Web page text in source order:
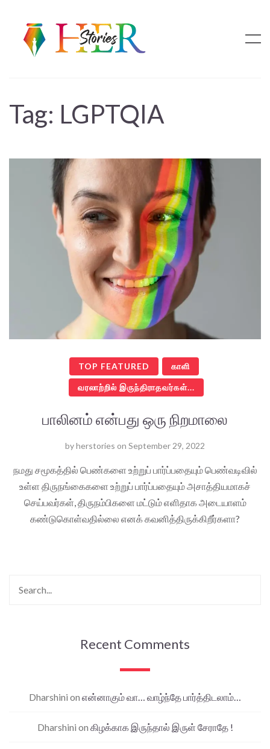
Tag: LGPTQIA
TOP FEATURED காளி
வரலாற்றில் இருந்திராதவர்கள்...
பாலினம் என்பது ஒரு நிறமாலை
byherstories on September 29, 2022
நமது சமூகத்தில் பெண்களை உற்றுப் பார்ப்பதையும் பெண்வடிவில்
உள்ள திருநங்கைகளை உற்றுப் பார்ப்பதையும் அசாத்தியமாகச்
செய்பவர்கள், திருநம்பிகளை மட்டும் எளிதாக அடையாளம்
கண்டுகொள்வதில்லை எனக் கவனித்திருக்கிறீர்களா?
Recent Comments
Dharshini on என்னாகும் வா… வாழ்ந்தே பார்த்திடலாம்…
Dharshini on கிழக்காக இருந்தால் இருள் சேராதே !